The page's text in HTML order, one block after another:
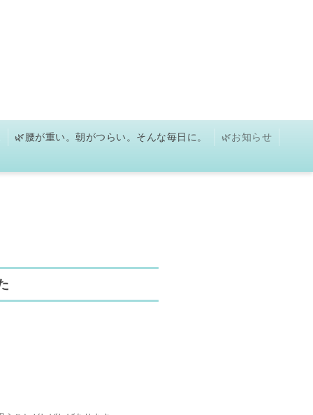
🌿腰が重い。朝がつらい。そんな毎日に。
🌿お知らせ